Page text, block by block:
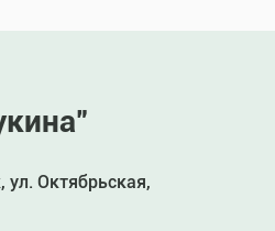
ул. Октябрьская,